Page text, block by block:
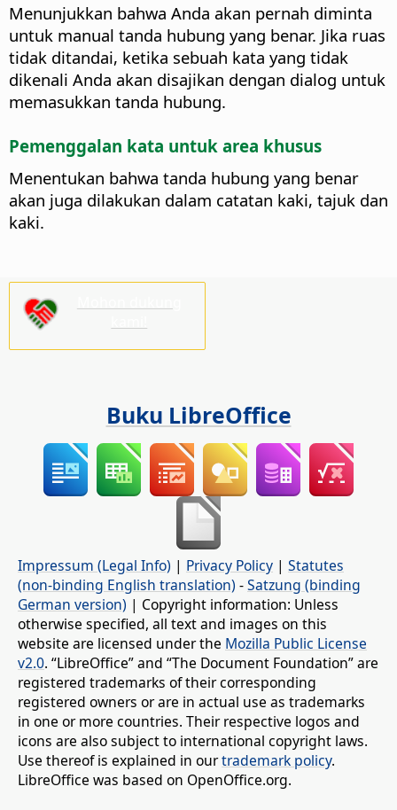
Menunjukkan bahwa Anda akan pernah diminta
untuk manual tanda hubung yang benar. Jika ruas
tidak ditandai, ketika sebuah kata yang tidak
dikenali Anda akan disajikan dengan dialog untuk
memasukkan tanda hubung.
Pemenggalan kata untuk area khusus
Menentukan bahwa tanda hubung yang benar
akan juga dilakukan dalam catatan kaki, tajuk dan
kaki.
Buku LibreOffice
Impressum (Legal Info) | Privacy Policy | Statutes
(non-binding English translation) -Satzung (binding
German version) | Copyright information: Unless
otherwise specified, all text and images on this
website are licensed under the Mozilla Public License
v2.0. “LibreOffice” and “The Document Foundation” are
registered trademarks of their corresponding
registered owners or are in actual use as trademarks
in one or more countries. Their respective logos and
icons are also subject to international copyright laws.
Use thereof is explained in ourtrademark policy.
LibreOffice was based on OpenOffice.org.